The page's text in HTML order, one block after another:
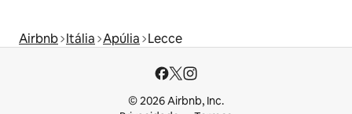
Airbnb Itália Apúlia Lecce
© 2026 Airbnb, Inc.